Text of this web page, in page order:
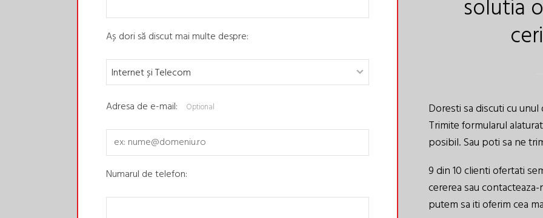
Aș dori să discut mai multe despre:
Adresa de e-mail: Optional
Numarul de telefon:
solutia
Doresti sa discuti cu
Trimite formularul
posibil. Sau poti sa ne
9 din 10 clienti ofertati
cererea sau
putem sa iti oferim cea